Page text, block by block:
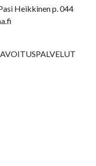
Heikkinen p. 044